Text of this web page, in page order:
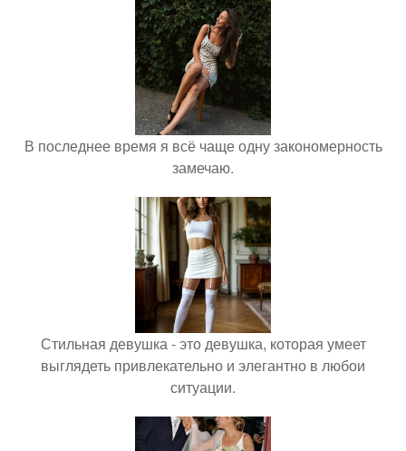
В последнее время я всё чаще одну закономерность
замечаю.
Стильная девушка - это девушка, которая умеет
выглядеть привлекательно и элегантно в любои
ситуации.